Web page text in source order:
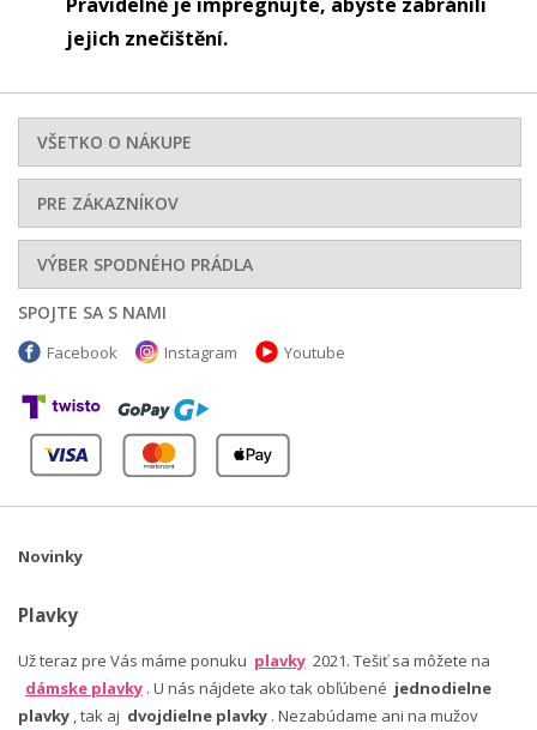
jejich znečištění.
VŠETKO O NÁKUPE
PRE ZÁKAZNÍKOV
VÝBER SPODNÉHO PRÁDLA
SPOJTE SA S NAMI
Facebook Instagram Youtube
Novinky
Plavky
Už teraz pre Vás máme ponuku plavky 2021. Tešiť sa môžete na
dámske plavky . U nás nájdete ako tak obľúbené jednodielne
plavky , tak aj dvojdielne plavky . Nezabúdame ani na mužov